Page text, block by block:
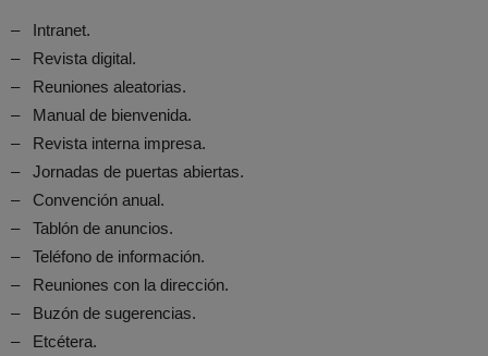
– Intranet.
– Revista digital.
– Reuniones aleatorias.
– Manual de bienvenida.
– Revista interna impresa.
– Jornadas de puertas abiertas.
– Convención anual.
– Tablón de anuncios.
– Teléfono de información.
– Reuniones con la dirección.
– Buzón de sugerencias.
– Etcétera.